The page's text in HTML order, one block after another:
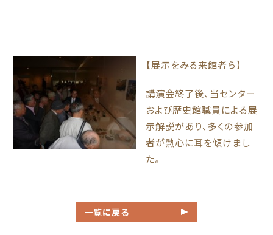
【展示をみる来館者ら】
講演会終了後、当センター
および歴史館職員による展
示解説があり、多くの参加
者が熱心に耳を傾けまし
た。
一覧に戻る